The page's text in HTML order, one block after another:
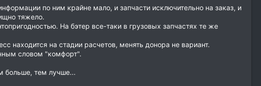
по ним крайне мало, и запчасти исключительно на заказ, и
тяжело.
На бэтер все-таки в грузовых запчастях те же
находится на стадии расчетов, менять донора не вариант.
словом "комфорт".
больше, тем лучше...